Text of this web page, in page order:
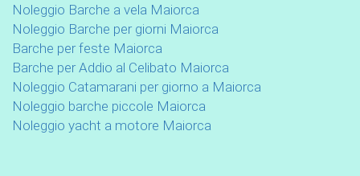
Noleggio Barche a vela Maiorca
Noleggio Barche per giorni Maiorca
Barche per feste Maiorca
Barche per Addio al Celibato Maiorca
Noleggio Catamarani per giorno a Maiorca
Noleggio barche piccole Maiorca
Noleggio yacht a motore Maiorca